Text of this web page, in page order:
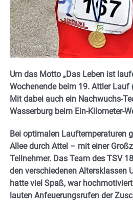
Um das Motto „Das Leben ist
Wochenende beim 19. Attler Lauf
Mit dabei auch ein Nachwuchs-
Wasserburg beim Ein-Kilometer-
Bei optimalen Lauftemperaturen
Allee durch Attel – mit einer
Teilnehmer. Das Team des TSV
den verschiedenen Altersklassen
hatte viel Spaß, war
lauten Anfeuerungsrufen der